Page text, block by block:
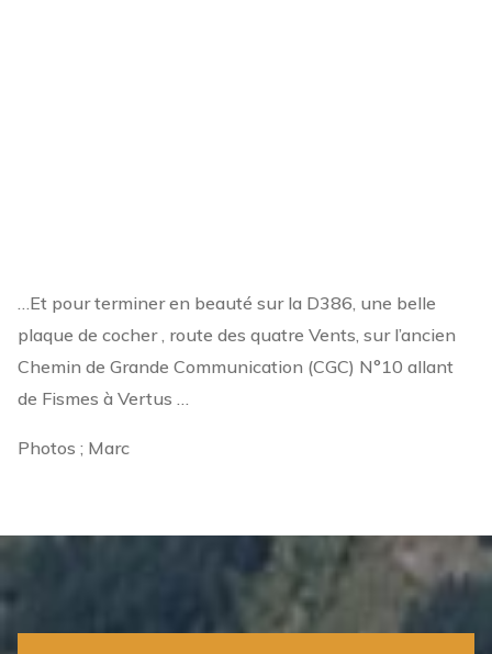
…Et pour terminer en beauté sur la D386, une belle
plaque de cocher , route des quatre Vents, sur l’ancien
Chemin de Grande Communication (CGC) N°10 allant
de Fismes à Vertus …
Photos ; Marc